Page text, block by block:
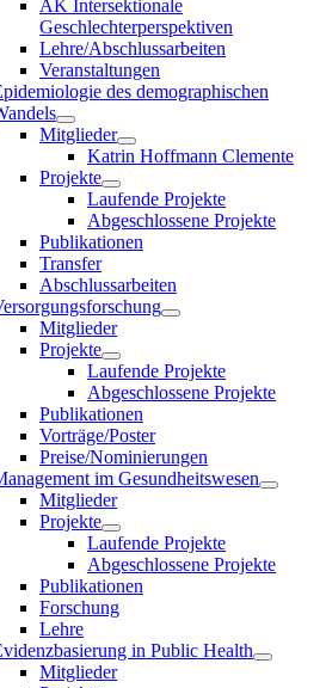
AK Intersektionale
Geschlechterperspektiven
Lehre/Abschlussarbeiten
Veranstaltungen
des demographischen
Mitglieder
Katrin Hoffmann Clemente
Projekte
Laufende Projekte
Abgeschlossene Projekte
Publikationen
Transfer
Abschlussarbeiten
Mitglieder
Projekte
Laufende Projekte
Abgeschlossene Projekte
Publikationen
Vorträge/Poster
Preise/Nominierungen
im Gesundheitswesen
Mitglieder
Projekte
Laufende Projekte
Abgeschlossene Projekte
Publikationen
Forschung
Lehre
in Public Health
Mitglieder